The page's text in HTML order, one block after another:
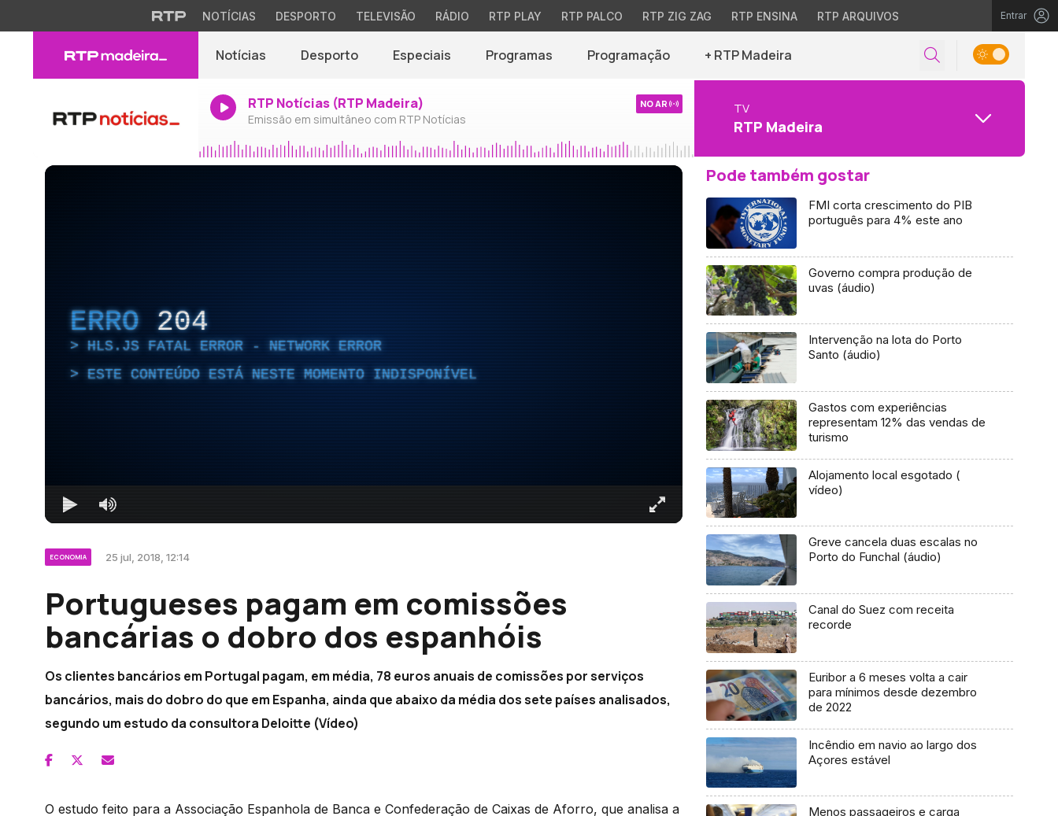
NOTÍCIAS DESPORTO TELEVISÃO RÁDIO RTP PLAY RTP PALCO RTP ZIG ZAG RTP ENSINA RTP ARQUIVOS Entrar
Notícias Desporto Especiais Programas Programação + RTP Madeira
RTP Notícias (RTP Madeira)
Emissão em simultâneo com RTP Notícias
NO AR TV
RTP Madeira
ERRO 204
HLS.JS FATAL ERROR - NETWORK ERROR
ESTE CONTEÚDO ESTÁ NESTE MOMENTO INDISPONÍVEL
ECONOMIA 25 jul, 2018, 12:14
Portugueses pagam em comissões
bancárias o dobro dos espanhóis
Os clientes bancários em Portugal pagam, em média, 78 euros anuais de comissões por serviços
bancários, mais do dobro do que em Espanha, ainda que abaixo da média dos sete países analisados,
segundo um estudo da consultora Deloitte (Vídeo)
O estudo feito para a Associação Espanhola de Banca e Confederação de Caixas de Aforro, que analisa a
Pode também gostar
FMI corta crescimento do PIB
português para 4% este ano
Governo compra produção de
uvas (áudio)
Intervenção na lota do Porto
Santo (áudio)
Gastos com experiências
representam 12% das vendas de
turismo
Alojamento local esgotado (
vídeo)
Greve cancela duas escalas no
Porto do Funchal (áudio)
Canal do Suez com receita
recorde
Euribor a 6 meses volta a cair
para mínimos desde dezembro
de 2022
Incêndio em navio ao largo dos
Açores estável
Menos passageiros e carga